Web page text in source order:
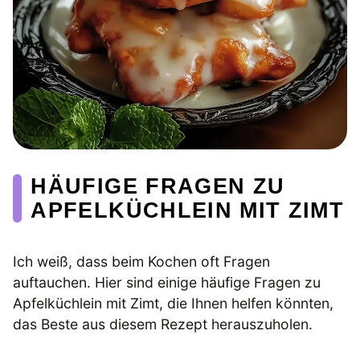
HÄUFIGE FRAGEN ZU
APFELKÜCHLEIN MIT ZIMT
Ich weiß, dass beim Kochen oft Fragen
auftauchen. Hier sind einige häufige Fragen zu
Apfelküchlein mit Zimt, die Ihnen helfen könnten,
das Beste aus diesem Rezept herauszuholen.